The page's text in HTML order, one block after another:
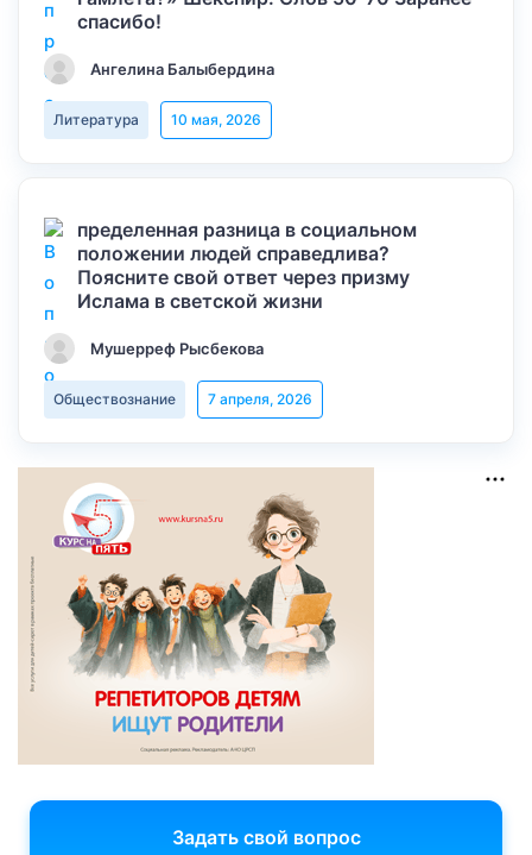
спасибо!
Ангелина Балыбердина
Литература 10 мая, 2026
пределенная разница в социальном
положении людей справедлива?
Поясните свой ответ через призму
Ислама в светской жизни
Мушерреф Рысбекова
Обществознание 7 апреля, 2026
Задать свой вопрос